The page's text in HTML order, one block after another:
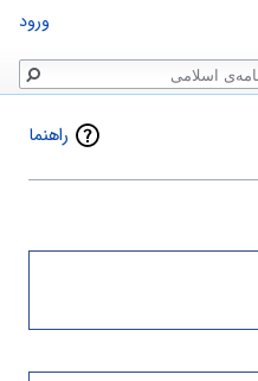
راهنما
ورود